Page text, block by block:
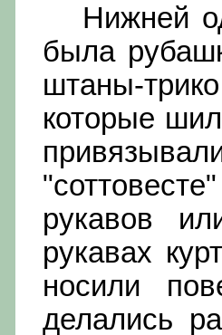
Нижней
была
штаны-
которые
рукавов
рукавах
носили
делались